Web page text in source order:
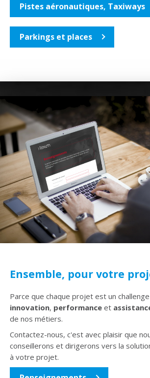
Pistes aéronautiques, Taxiways
Parkings et places
Ensemble, pour votre
Parce que chaque projet est un
innovation, performance et
de nos métiers.
Contactez-nous, c'est avec plaisir que
conseillerons et dirigerons vers la
à votre projet.